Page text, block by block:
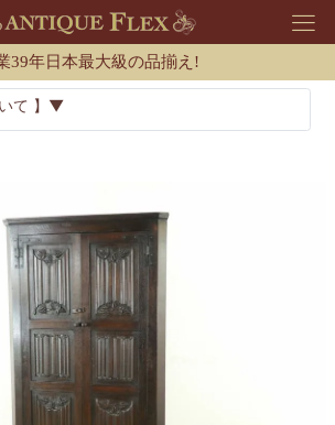
39年日本最大級の品揃え!
いて 】▼